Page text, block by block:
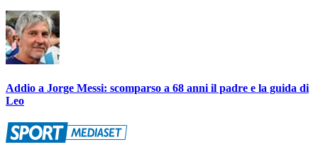
Addio a Jorge Messi: scomparso a 68 anni il padre e la guida di
Leo